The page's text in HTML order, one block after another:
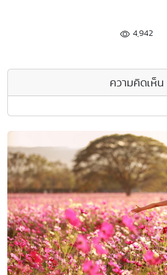
4,942
ความคิดเห็น